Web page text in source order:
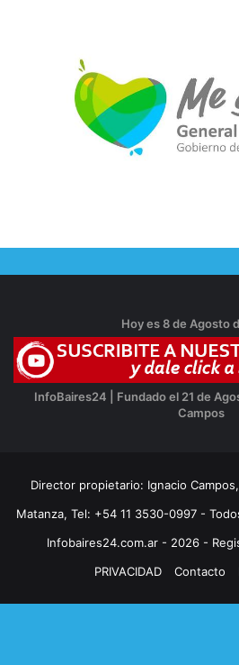
Hoy es 8 de Agosto
InfoBaires24 | Fundado el 21 de
Campos
Director propietario: Ignacio
Matanza, Tel: +54 11 3530-0997 -
Infobaires24.com.ar - 2026 -
PRIVACIDAD
Contacto